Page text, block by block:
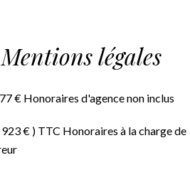
Mentions légales
€ Honoraires d'agence non inclus
€ ) TTC Honoraires à la charge de